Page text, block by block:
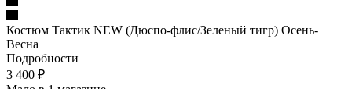
Костюм Тактик NEW (Дюспо-флис/Зеленый тигр) Осень-
Весна
Подробности
3 400 ₽